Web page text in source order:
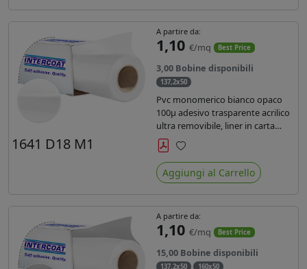
1641 D18 M1
A partire da:
1,10 €/mq Best Price
3,00 Bobine disponibili
137,2x50
Pvc monomerico bianco opaco
100µ adesivo trasparente acrilico
ultra removibile, liner in carta
kraft da 140gr/mq. Durata 3 anni.
Dotato di certificato FR B1 e
conforme alla normativa REACH.
Preferiti
Aggiungi al Carrello
A partire da:
1,10 €/mq Best Price
15,00 Bobine disponibili
137,2x50 160x50